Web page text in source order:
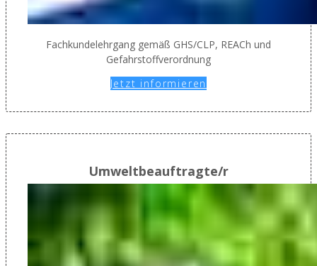
Fachkundelehrgang gemäß GHS/CLP, REACh und
Gefahrstoffverordnung
Jetzt informieren
Umweltbeauftragte/r